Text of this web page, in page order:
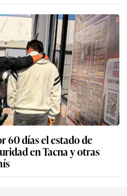
60 días el estado de
en Tacna y otras